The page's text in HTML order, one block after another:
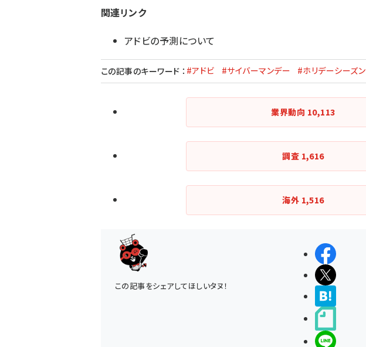
関連リンク
アドビの予測について
この記事のキーワード ： #アドビ #サイバーマンデー #ホリデーシーズン
業界動向 10,113
調査 1,616
海外 1,516
この記事をシェアしてほしいタヌ！